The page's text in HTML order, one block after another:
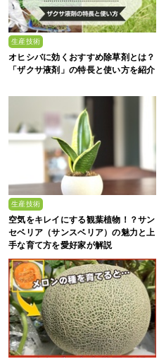
生産技術
オヒシバに効くおすすめ除草剤とは？
「ザクサ液剤」の特長と使い方を紹介
生産技術
空気をキレイにする観葉植物！？サン
セベリア（サンスベリア）の魅力と上
手な育て方を愛好家が解説